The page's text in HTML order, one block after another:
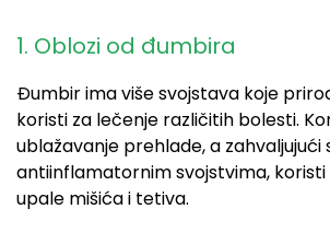
1. Oblozi od đumbira
Đumbir ima više svojstava koje
koristi za lečenje različitih bolesti.
ublažavanje prehlade, a zahvaljujući
antiinflamatornim svojstvima, koristi
upale mišića i tetiva.